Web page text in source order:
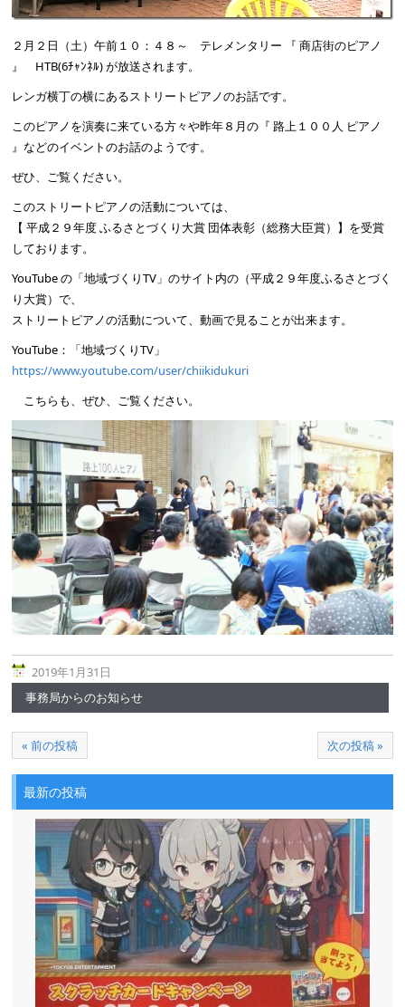
２月２日（土）午前１０：４８～ テレメンタリー 『 商店街のピアノ
』 HTB(6ﾁｬﾝﾈﾙ) が放送されます。
レンガ横丁の横にあるストリートピアノのお話です。
このピアノを演奏に来ている方々や昨年８月の『 路上１００人 ピアノ
』などのイベントのお話のようです。
ぜひ、ご覧ください。
このストリートピアノの活動については、
【 平成２９年度 ふるさとづくり大賞 団体表彰（総務大臣賞）】を受賞
しております。
YouTube の「地域づくりTV」のサイト内の（平成２９年度ふるさとづく
り大賞）で、
ストリートピアノの活動について、動画で見ることが出来ます。
YouTube：「地域づくりTV」
https://www.youtube.com/user/chiikidukuri
こちらも、ぜひ、ご覧ください。
2019年1月31日
事務局からのお知らせ
« 前の投稿 次の投稿 »
最新の投稿